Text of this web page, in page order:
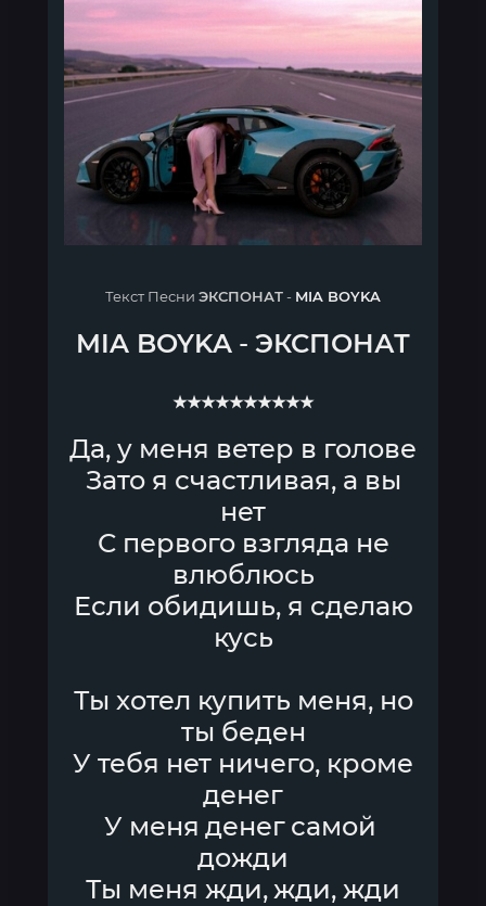
Текст Песни ЭКСПОНАТ- MIA BOYKA
MIA BOYKA - ЭКСПОНАТ
★★★★★★★★★★
Да, у меня ветер в голове
Зато я счастливая, а вы
нет
С первого взгляда не
влюблюсь
Если обидишь, я сделаю
кусь
Ты хотел купить меня, но
ты беден
У тебя нет ничего, кроме
денег
У меня денег самой
дожди
Ты меня жди, жди, жди